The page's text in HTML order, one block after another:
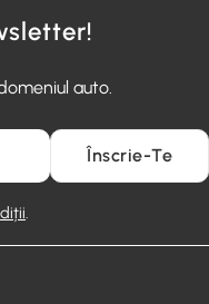
auto.
Înscrie-Te
.